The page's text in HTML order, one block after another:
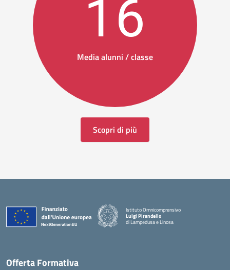
16
Media alunni / classe
Scopri di più
Istituto Omnicomprensivo
Luigi Pirandello
di Lampedusa e Linosa
Offerta Formativa